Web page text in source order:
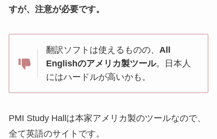
すが、注意が必要です。
翻訳ソフトは使えるものの、All
Englishのアメリカ製ツール。日本人
にはハードルが高いかも。
PMI Study Hallは本家アメリカ製のツールなので、
全て英語のサイトです。